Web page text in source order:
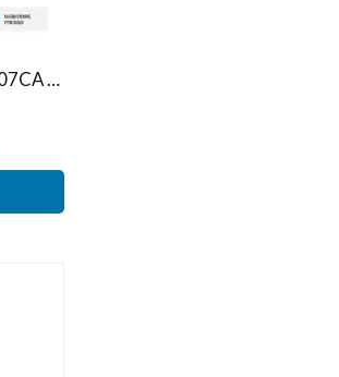
ASUS Vivobook S14 S3407CA Ultra 5 225H 1TB SSD 16GB WUXGA IPS Win11+OHS